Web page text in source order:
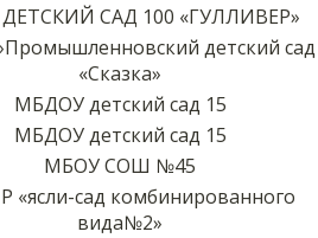
САД 100 «ГУЛЛИВЕР»
детский сад
«Сказка»
МБДОУ детский сад 15
МБДОУ детский сад 15
МБОУ СОШ №45
«ясли-сад комбинированного
вида№2»